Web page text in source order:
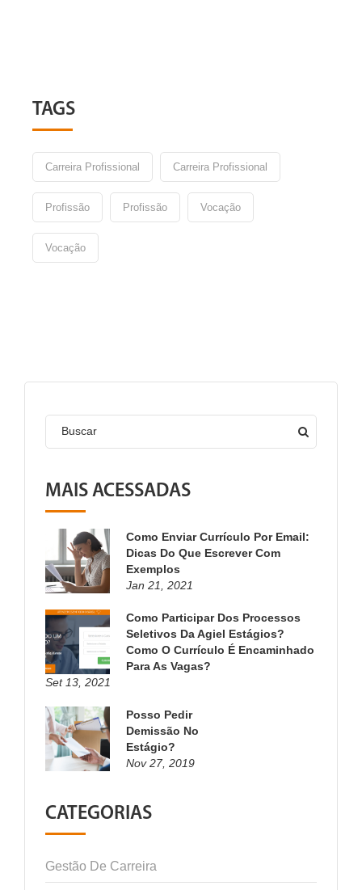
TAGS
Carreira Profissional Carreira Profissional
Profissão Profissão Vocação
Vocação
Buscar
MAIS ACESSADAS
Como Enviar Currículo Por Email:
Dicas Do Que Escrever Com
Exemplos
Jan 21, 2021
Como Participar Dos Processos
Seletivos Da Agiel Estágios?
Como O Currículo É Encaminhado
Para As Vagas?
Set 13, 2021
Posso Pedir
Demissão No
Estágio?
Nov 27, 2019
CATEGORIAS
Gestão De Carreira